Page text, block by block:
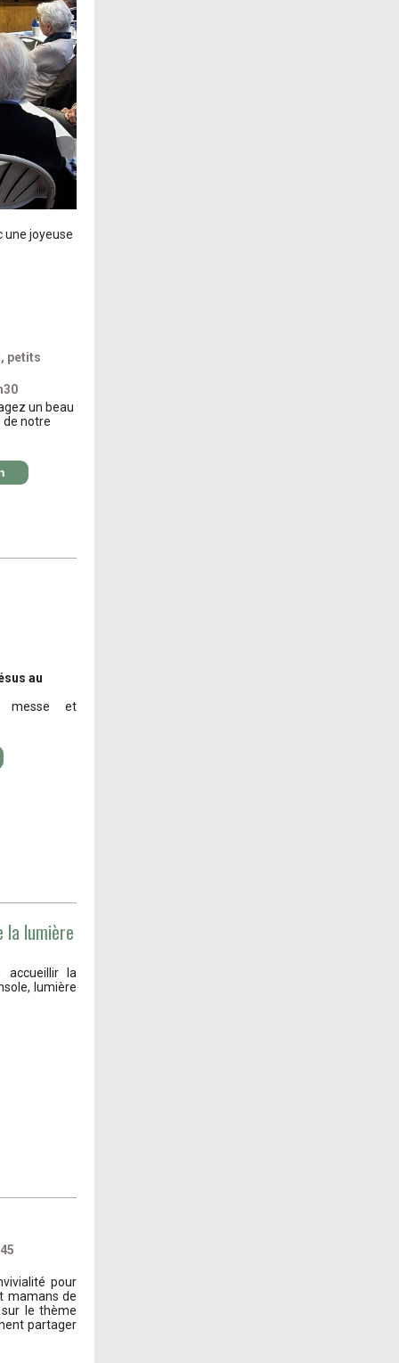
une joyeuse
petits
un beau
notre
au
messe et
la lumière
accueillir la
lumière
pour
mamans de
le thème
partager